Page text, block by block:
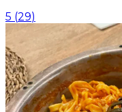
5 (29)